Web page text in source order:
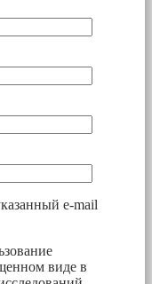
e-mail
виде в